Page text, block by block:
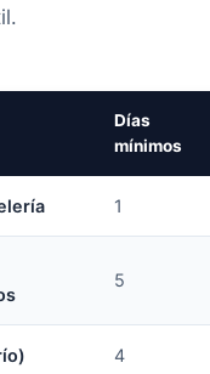
Días
mínimos
1
5
4